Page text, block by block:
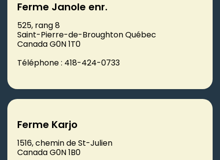
Ferme Janole enr.
525, rang 8
Saint-Pierre-de-Broughton Québec
Canada G0N 1T0
Téléphone : 418-424-0733
Ferme Karjo
1516, chemin de St-Julien
Canada G0N 1B0